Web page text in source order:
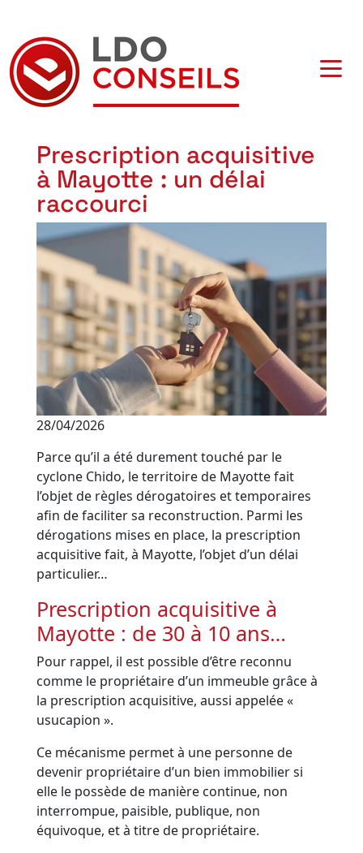
Navigation principale
Prescription acquisitive
à Mayotte : un délai
raccourci
28/04/2026
Parce qu’il a été durement touché par le
cyclone Chido, le territoire de Mayotte fait
l’objet de règles dérogatoires et temporaires
afin de faciliter sa reconstruction. Parmi les
dérogations mises en place, la prescription
acquisitive fait, à Mayotte, l’objet d’un délai
particulier…
Prescription acquisitive à
Mayotte : de 30 à 10 ans…
Pour rappel, il est possible d’être reconnu
comme le propriétaire d’un immeuble grâce à
la prescription acquisitive, aussi appelée «
usucapion ».
Ce mécanisme permet à une personne de
devenir propriétaire d’un bien immobilier si
elle le possède de manière continue, non
interrompue, paisible, publique, non
équivoque, et à titre de propriétaire.